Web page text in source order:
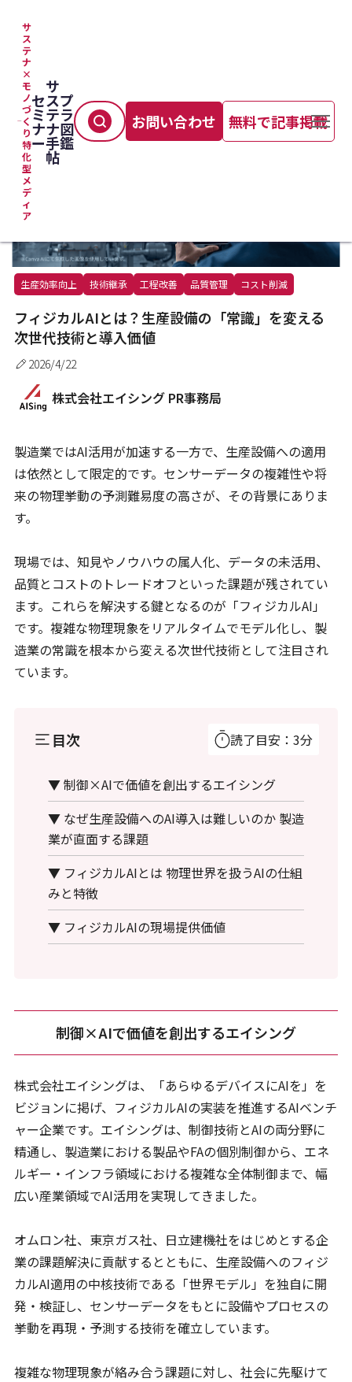
サ
ス
テ
ナ
×
モ
ノ
づ
く
り
特
化
型
メ
デ
ィ
ア
セ
ミ
ナ
ー
サ
ス
テ
ナ
手
帖
プ
ラ
図
鑑
お問い合わせ 無料で記事掲載
TOP
フィジカルAIとは？生産設備の「常識」を変える次世代技術と導入価値
生産効率向上 技術継承 工程改善 品質管理 コスト削減
フィジカルAIとは？生産設備の「常識」を変える
次世代技術と導入価値
2026/4/22
株式会社エイシング PR事務局
製造業ではAI活用が加速する一方で、生産設備への適用
は依然として限定的です。センサーデータの複雑性や将
来の物理挙動の予測難易度の高さが、その背景にありま
す。
現場では、知見やノウハウの属人化、データの未活用、
品質とコストのトレードオフといった課題が残されてい
ます。これらを解決する鍵となるのが「フィジカルAI」
です。複雑な物理現象をリアルタイムでモデル化し、製
造業の常識を根本から変える次世代技術として注目され
ています。
目次 読了目安：3分
▼ 制御×AIで価値を創出するエイシング
▼ なぜ生産設備へのAI導入は難しいのか 製造
業が直面する課題
▼ フィジカルAIとは 物理世界を扱うAIの仕組
みと特徴
▼ フィジカルAIの現場提供価値
制御×AIで価値を創出するエイシング
株式会社エイシングは、「あらゆるデバイスにAIを」を
ビジョンに掲げ、フィジカルAIの実装を推進するAIベンチ
ャー企業です。エイシングは、制御技術とAIの両分野に
精通し、製造業における製品やFAの個別制御から、エネ
ルギー・インフラ領域における複雑な全体制御まで、幅
広い産業領域でAI活用を実現してきました。
オムロン社、東京ガス社、日立建機社をはじめとする企
業の課題解決に貢献するとともに、生産設備へのフィジ
カルAI適用の中核技術である「世界モデル」を独自に開
発・検証し、センサーデータをもとに設備やプロセスの
挙動を再現・予測する技術を確立しています。
複雑な物理現象が絡み合う課題に対し、社会に先駆けて